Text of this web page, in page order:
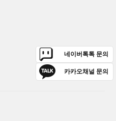
네이버톡톡 문의
카카오채널 문의